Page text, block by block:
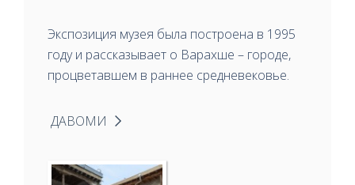
Экспозиция музея была построена в 1995
году и рассказывает о Варахше – городе,
процветавшем в раннее средневековье.
ДАВОМИ